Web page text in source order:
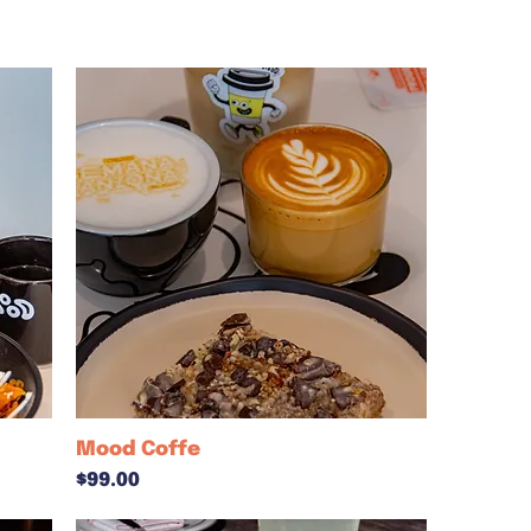
Mood Coffe
Precio
$99.00